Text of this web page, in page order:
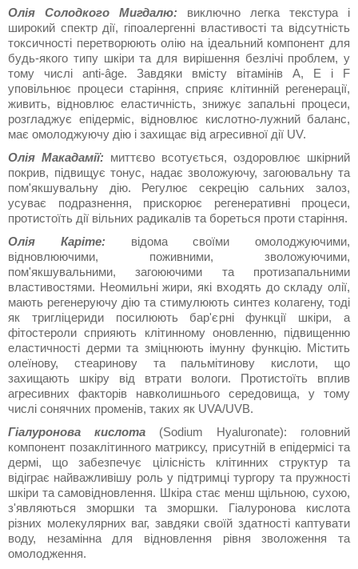
Олія Солодкого Мигдалю: виключно легка текстура і
широкий спектр дії, гіпоалергенні властивості та відсутність
токсичності перетворюють олію на ідеальний компонент для
будь-якого типу шкіри та для вирішення безлічі проблем, у
тому числі anti-âge. Завдяки вмісту вітамінів А, Е і F
уповільнює процеси старіння, сприяє клітинній регенерації,
живить, відновлює еластичність, знижує запальні процеси,
розгладжує епідерміс, відновлює кислотно-лужний баланс,
має омолоджуючу дію і захищає від агресивної дії UV.
Олія Макадамії: миттєво всотується, оздоровлює шкірний
покрив, підвищує тонус, надає зволожуючу, загоювальну та
пом'якшувальну дію. Регулює секрецію сальних залоз,
усуває подразнення, прискорює регенеративні процеси,
протистоїть дії вільних радикалів та бореться проти старіння.
Олія Каріте: відома своїми омолоджуючими,
відновлюючими, поживними, зволожуючими,
пом'якшувальними, загоюючими та протизапальними
властивостями. Неомильні жири, які входять до складу олії,
мають регенеруючу дію та стимулюють синтез колагену, тоді
як тригліцериди посилюють бар'єрні функції шкіри, а
фітостероли сприяють клітинному оновленню, підвищенню
еластичності дерми та зміцнюють імунну функцію. Містить
олеїнову, стеаринову та пальмітинову кислоти, що
захищають шкіру від втрати вологи. Протистоїть вплив
агресивних факторів навколишнього середовища, у тому
числі сонячних променів, таких як UVA/UVB.
Гіалуронова кислота (Sodium Hyaluronate): головний
компонент позаклітинного матриксу, присутній в епідермісі та
дермі, що забезпечує цілісність клітинних структур та
відіграє найважливішу роль у підтримці тургору та пружності
шкіри та самовідновлення. Шкіра стає менш щільною, сухою,
з'являються зморшки та зморшки. Гіалуронова кислота
різних молекулярних ваг, завдяки своїй здатності каптувати
воду, незамінна для відновлення рівня зволоження та
омолодження.